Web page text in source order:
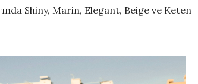
Shiny, Marin, Elegant, Beige ve Keten